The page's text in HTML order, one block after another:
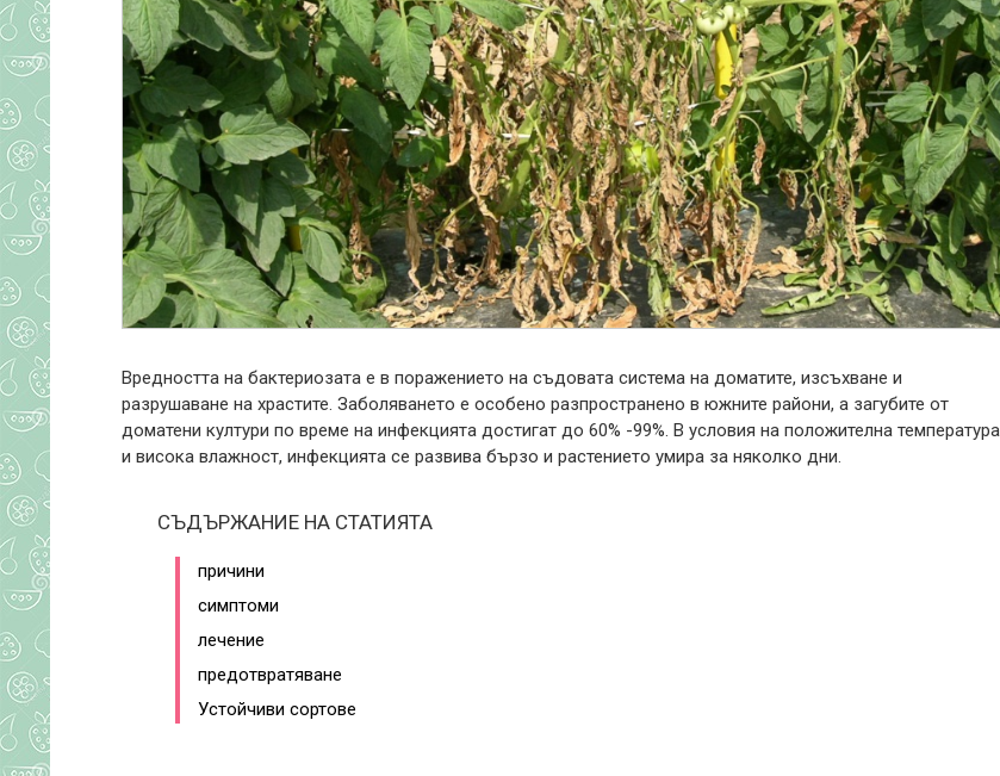
Вредността на бактериозата е в поражението на съдовата система на доматите, изсъхване и
разрушаване на храстите. Заболяването е особено разпространено в южните райони, а загубите от
доматени култури по време на инфекцията достигат до 60% -99%. В условия на положителна температура
и висока влажност, инфекцията се развива бързо и растението умира за няколко дни.
СЪДЪРЖАНИЕ НА СТАТИЯТА
причини
симптоми
лечение
предотвратяване
Устойчиви сортове